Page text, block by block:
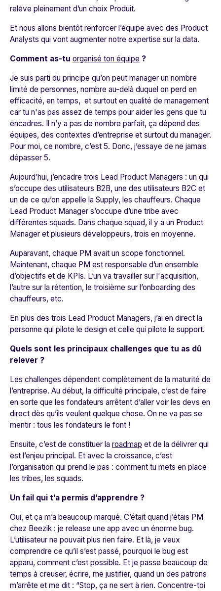
relève pleinement d’un choix Produit.
Et nous allons bientôt renforcer l’équipe avec des Product
Analysts qui vont augmenter notre expertise sur la data.
Comment as-tu organisé ton équipe ?
Je suis parti du principe qu’on peut manager un nombre
limité de personnes, nombre au-delà duquel on perd en
efficacité, en temps, et surtout en qualité de management
car tu n'as pas assez de temps pour aider les gens que tu
encadres. Il n’y a pas de nombre parfait, ça dépend des
équipes, des contextes d’entreprise et surtout du manager.
Pour moi, ce nombre, c’est 5. Donc, j’essaye de ne jamais
dépasser 5.
Aujourd’hui, j’encadre trois Lead Product Managers : un qui
s’occupe des utilisateurs B2B, une des utilisateurs B2C et
un de ce qu’on appelle la Supply, les chauffeurs. Chaque
Lead Product Manager s’occupe d’une tribe avec
différentes squads. Dans chaque squad, il y a un Product
Manager et plusieurs développeurs, trois en moyenne.
Auparavant, chaque PM avait un scope fonctionnel.
Maintenant, chaque PM est responsable d’un ensemble
d’objectifs et de KPIs. L’un va travailler sur l'acquisition,
l’autre sur la rétention, le troisième sur l’onboarding des
chauffeurs, etc.
En plus des trois Lead Product Managers, j’ai en direct la
personne qui pilote le design et celle qui pilote le support.
Quels sont les principaux challenges que tu as dû
relever ?
Les challenges dépendent complètement de la maturité de
l’entreprise. Au début, la difficulté principale, c’est de faire
en sorte que les fondateurs arrêtent d’aller voir les devs en
direct dès qu’ils veulent quelque chose. On ne va pas se
mentir : tous les fondateurs le font !
Ensuite, c’est de constituer la roadmap et de la délivrer qui
est l’enjeu principal. Et avec la croissance, c’est
l’organisation qui prend le pas : comment tu mets en place
les tribes, les squads.
Un fail qui t’a permis d’apprendre ?
Oui, et ça m’a beaucoup marqué. C’était quand j’étais PM
chez Beezik : je release une app avec un énorme bug.
L’utilisateur ne pouvait plus rien faire. Et là, je veux
comprendre ce qu’il s’est passé, pourquoi le bug est
apparu, comment c’est possible. Et je passe beaucoup de
temps à creuser, écrire, me justifier, quand un des patrons
m’arrête et me dit : “Stop, ça ne sert à rien. Concentre-toi